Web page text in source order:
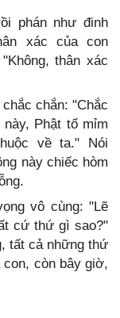
phán như đinh
xác của con
thân xác
chắn: "Chắc
Phật tổ mỉm
về ta." Nói
này chiếc hòm
vô cùng: "Lẽ
cứ thứ gì sao?"
tất cả những thứ
con, còn bây giờ,